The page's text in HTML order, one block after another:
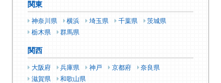
関東
神奈川県 横浜 埼玉県 千葉県
茨城県
栃木県
群馬県
関西
大阪府 兵庫県 神戸 京都府
奈良県
滋賀県
和歌山県